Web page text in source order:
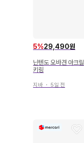
5%29,490원
닌텐도 오바견 아크릴
키링
지바 ・ 5일 전